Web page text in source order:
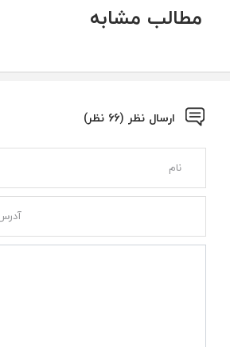
مطالب مشابه
ارسال نظر (66 نظر)